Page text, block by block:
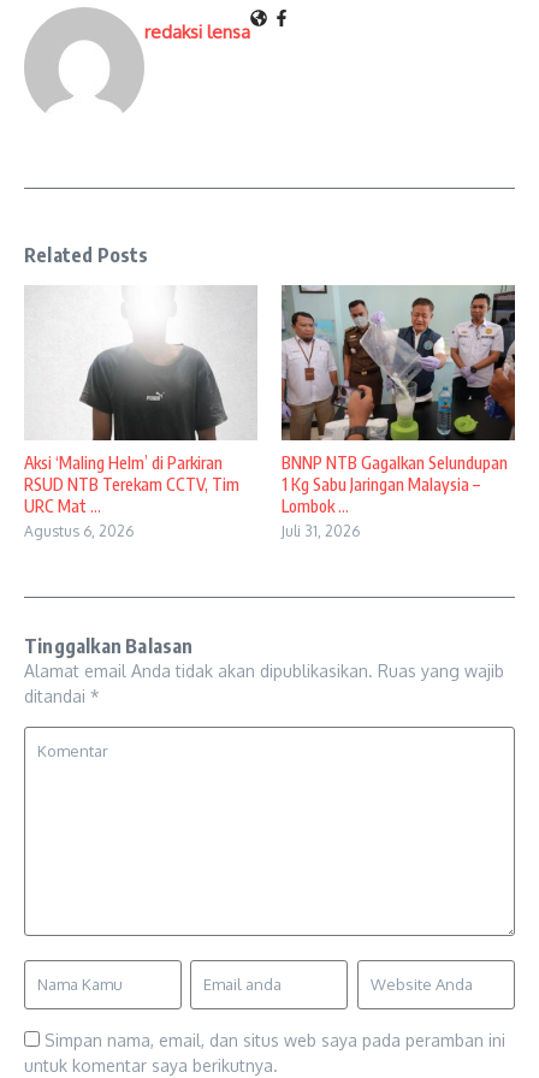
redaksi lensa
Related Posts
Aksi ‘Maling Helm’ di Parkiran
RSUD NTB Terekam CCTV, Tim
URC Mat ...
Agustus 6, 2026
BNNP NTB Gagalkan Selundupan
1 Kg Sabu Jaringan Malaysia –
Lombok ...
Juli 31, 2026
Tinggalkan Balasan
Alamat email Anda tidak akan dipublikasikan. Ruas yang wajib
ditandai *
Simpan nama, email, dan situs web saya pada peramban ini
untuk komentar saya berikutnya.